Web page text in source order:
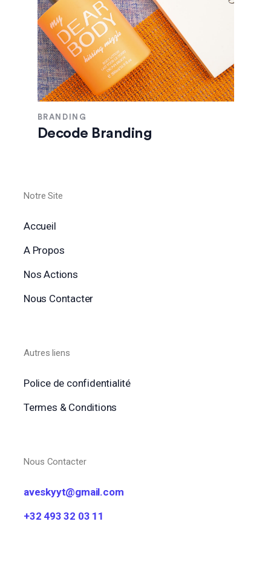
BRANDING
Decode Branding
Notre Site
Accueil
A Propos
Nos Actions
Nous Contacter
Autres liens
Police de confidentialité
Termes & Conditions
Nous Contacter
aveskyyt@gmail.com
+32 493 32 03 11